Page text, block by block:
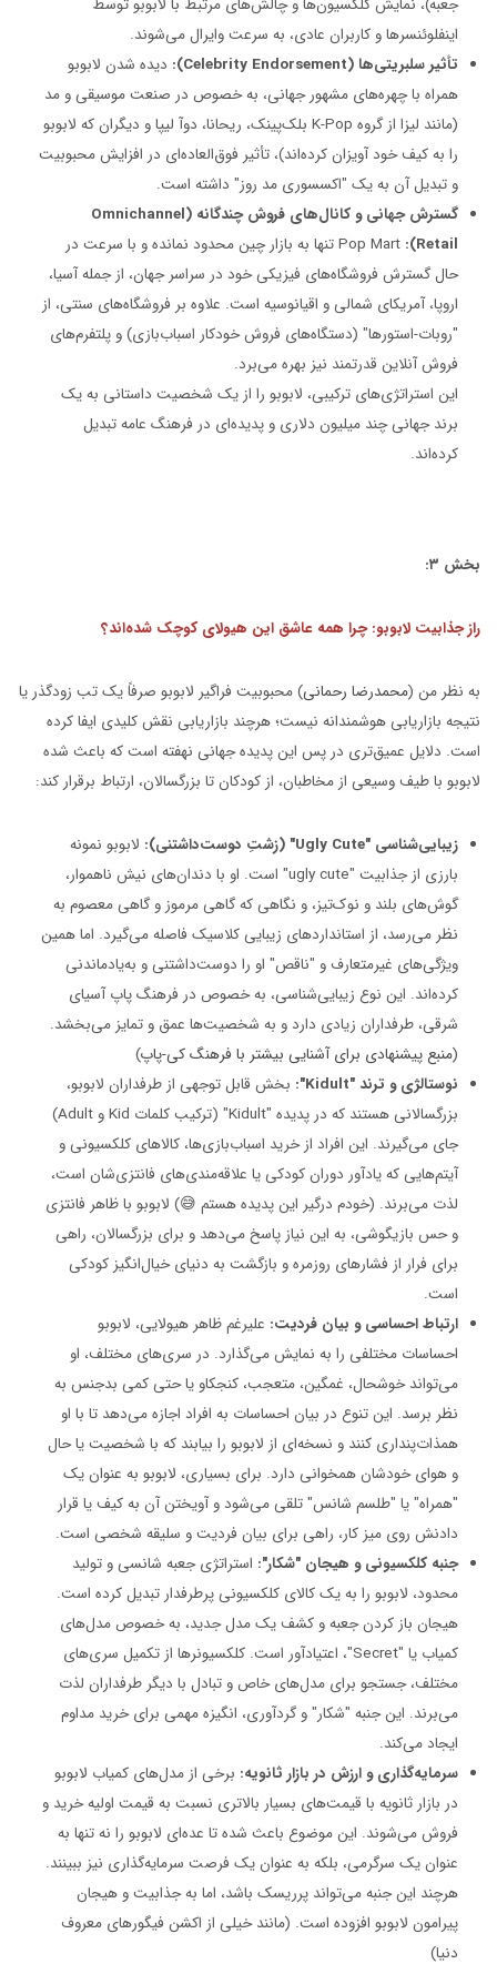
جعبه)، نمایش کلکسیون‌ها و چالش‌های مرتبط با لابوبو توسط
اینفلوئنسرها و کاربران عادی، به سرعت وایرال می‌شوند.
تأثیر سلبریتی‌ها (Celebrity Endorsement):
دیده شدن لابوبو
همراه با چهره‌های مشهور جهانی، به خصوص در صنعت موسیقی و مد
(مانند لیزا از گروه K-Pop بلک‌پینک، ریحانا، دوآ لیپا و دیگران که لابوبو
را به کیف خود آویزان کرده‌اند)، تأثیر فوق‌العاده‌ای در افزایش محبوبیت
و تبدیل آن به یک "اکسسوری مد روز" داشته است.
گسترش جهانی و کانال‌های فروش چندگانه (Omnichannel
Retail):
Pop Mart تنها به بازار چین محدود نمانده و با سرعت در
حال گسترش فروشگاه‌های فیزیکی خود در سراسر جهان، از جمله آسیا،
اروپا، آمریکای شمالی و اقیانوسیه است. علاوه بر فروشگاه‌های سنتی، از
"روبات-استورها" (دستگاه‌های فروش خودکار اسباب‌بازی) و پلتفرم‌های
فروش آنلاین قدرتمند نیز بهره می‌برد.
این استراتژی‌های ترکیبی، لابوبو را از یک شخصیت داستانی به یک
برند جهانی چند میلیون دلاری و پدیده‌ای در فرهنگ عامه تبدیل
کرده‌اند.
بخش ۳:
راز جذابیت لابوبو: چرا همه عاشق این هیولای کوچک شده‌اند؟
به نظر من (محمدرضا رحمانی) محبوبیت فراگیر لابوبو صرفاً یک تب زودگذر یا
نتیجه بازاریابی هوشمندانه نیست؛ هرچند بازاریابی نقش کلیدی ایفا کرده
است. دلایل عمیق‌تری در پس این پدیده جهانی نهفته است که باعث شده
لابوبو با طیف وسیعی از مخاطبان، از کودکان تا بزرگسالان، ارتباط برقرار کند:
زیبایی‌شناسی "Ugly Cute" (زشتِ دوست‌داشتنی):
لابوبو نمونه
بارزی از جذابیت "ugly cute" است. او با دندان‌های نیش ناهموار،
گوش‌های بلند و نوک‌تیز، و نگاهی که گاهی مرموز و گاهی معصوم به
نظر می‌رسد، از استانداردهای زیبایی کلاسیک فاصله می‌گیرد. اما همین
ویژگی‌های غیرمتعارف و "ناقص" او را دوست‌داشتنی و به‌یادماندنی
کرده‌اند. این نوع زیبایی‌شناسی، به خصوص در فرهنگ پاپ آسیای
شرقی، طرفداران زیادی دارد و به شخصیت‌ها عمق و تمایز می‌بخشد.
(منبع پیشنهادی برای آشنایی بیشتر با فرهنگ کی-پاپ)
نوستالژی و ترند "Kidult":
بخش قابل توجهی از طرفداران لابوبو،
بزرگسالانی هستند که در پدیده "Kidult" (ترکیب کلمات Kid و Adult)
جای می‌گیرند. این افراد از خرید اسباب‌بازی‌ها، کالاهای کلکسیونی و
آیتم‌هایی که یادآور دوران کودکی یا علاقه‌مندی‌های فانتزی‌شان است،
لذت می‌برند. (خودم درگیر این پدیده هستم 😅) لابوبو با ظاهر فانتزی
و حس بازیگوشی، به این نیاز پاسخ می‌دهد و برای بزرگسالان، راهی
برای فرار از فشارهای روزمره و بازگشت به دنیای خیال‌انگیز کودکی
است.
ارتباط احساسی و بیان فردیت: علیرغم ظاهر هیولایی، لابوبو
احساسات مختلفی را به نمایش می‌گذارد. در سری‌های مختلف، او
می‌تواند خوشحال، غمگین، متعجب، کنجکاو یا حتی کمی بدجنس به
نظر برسد. این تنوع در بیان احساسات به افراد اجازه می‌دهد تا با او
همذات‌پنداری کنند و نسخه‌ای از لابوبو را بیابند که با شخصیت یا حال
و هوای خودشان همخوانی دارد. برای بسیاری، لابوبو به عنوان یک
"همراه" یا "طلسم شانس" تلقی می‌شود و آویختن آن به کیف یا قرار
دادنش روی میز کار، راهی برای بیان فردیت و سلیقه شخصی است.
جنبه کلکسیونی و هیجان "شکار": استراتژی جعبه شانسی و تولید
محدود، لابوبو را به یک کالای کلکسیونی پرطرفدار تبدیل کرده است.
هیجان باز کردن جعبه و کشف یک مدل جدید، به خصوص مدل‌های
کمیاب یا "Secret"، اعتیادآور است. کلکسیونرها از تکمیل سری‌های
مختلف، جستجو برای مدل‌های خاص و تبادل با دیگر طرفداران لذت
می‌برند. این جنبه "شکار" و گردآوری، انگیزه مهمی برای خرید مداوم
ایجاد می‌کند.
سرمایه‌گذاری و ارزش در بازار ثانویه: برخی از مدل‌های کمیاب لابوبو
در بازار ثانویه با قیمت‌های بسیار بالاتری نسبت به قیمت اولیه خرید و
فروش می‌شوند. این موضوع باعث شده تا عده‌ای لابوبو را نه تنها به
عنوان یک سرگرمی، بلکه به عنوان یک فرصت سرمایه‌گذاری نیز ببینند.
هرچند این جنبه می‌تواند پرریسک باشد، اما به جذابیت و هیجان
پیرامون لابوبو افزوده است. (مانند خیلی از اکشن فیگورهای معروف
دنیا)